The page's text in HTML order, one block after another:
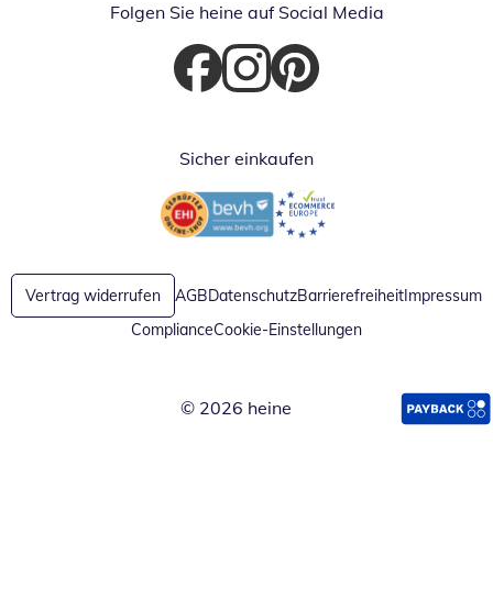
Folgen Sie heine auf Social Media
Öffnet in neuem Fenster
Öffnet in neuem Fenster
Öffnet in neuem Fenster
Sicher einkaufen
Öffnet in neuem FensterÖffnet in neuem Fenster
Vertrag widerrufen AGBDatenschutzBarrierefreiheitImpressum
ComplianceCookie-Einstellungen
© 2026 heine